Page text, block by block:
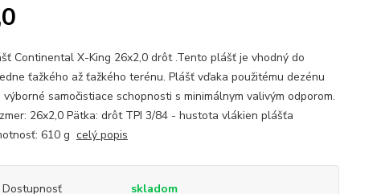
Continental X-King 26x2,0 drôt .Tento plášť je vhodný do
ťažkého až ťažkého terénu. Plášť vďaka použitému dezénu
výborné samočistiace schopnosti s minimálnym valivým odporom.
26x2,0 Pätka: drôt TPI 3/84 - hustota vlákien plášťa
610 g celý popis
Dostupnosť
skladom